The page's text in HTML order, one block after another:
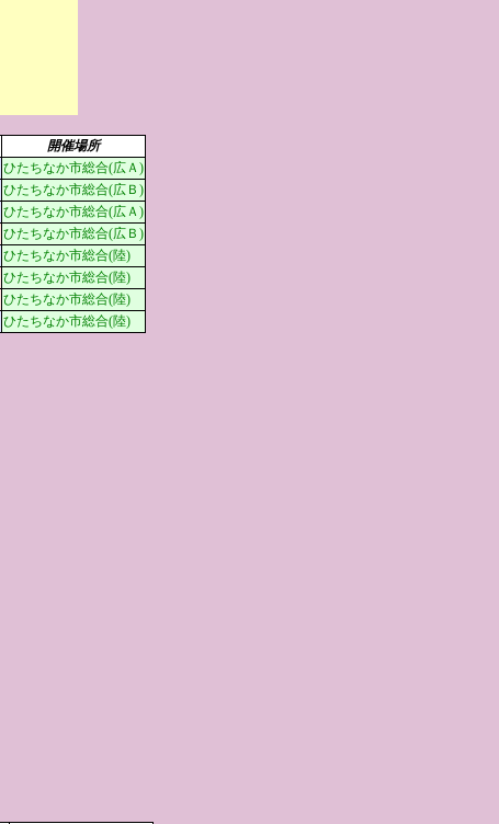
開催場所
ひたちなか市総合(広Ａ)
ひたちなか市総合(広Ｂ)
ひたちなか市総合(広Ａ)
ひたちなか市総合(広Ｂ)
ひたちなか市総合(陸)
ひたちなか市総合(陸)
ひたちなか市総合(陸)
ひたちなか市総合(陸)